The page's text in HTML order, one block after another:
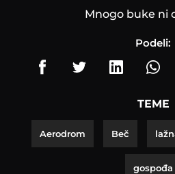
Mnogo buke ni
Podeli:
TEME
Aerodrom Beč
gospođa